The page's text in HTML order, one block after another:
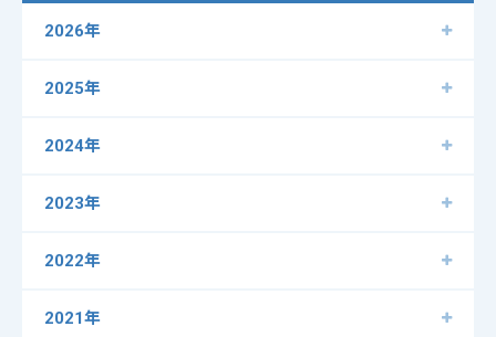
2026年
2025年
2024年
2023年
2022年
2021年